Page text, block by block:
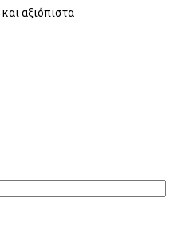
αξιόπιστα